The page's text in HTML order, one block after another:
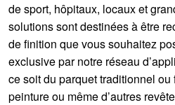
de sport, hôpitaux, locaux et
solutions sont destinées à être
de finition que vous souhaitez
exclusive par notre réseau
ce soit du parquet traditionnel
peinture ou même d’autres